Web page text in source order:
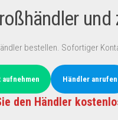
und
bestellen. Sofortiger
aufnehmen Händler anrufen
den Händler